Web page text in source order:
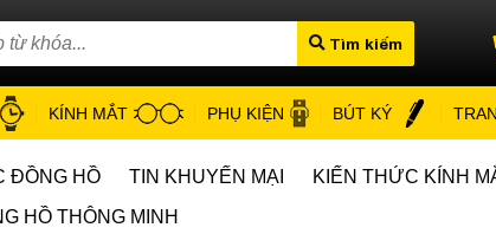
Tìm kiếm
KÍNH MẮT PHỤ KIỆN BÚT KÝ
ĐỒNG HỒ TIN KHUYẾN MẠI
KIẾN THỨC KÍNH
HỒ THÔNG MINH